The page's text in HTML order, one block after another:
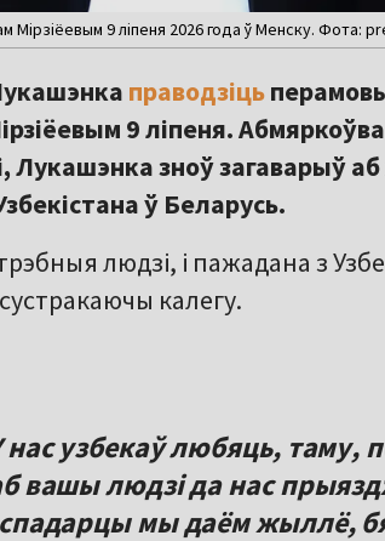
Мірзіёевым 9 ліпеня 2026 года ў Менску. Фота:
праводзіць
9 ліпеня.
Лукашэнка зноў загаварыў
ў Беларусь.
людзі, і пажадана з
калегу.
нас узбекаў любяць, таму,
вашы людзі да нас
мы даём жыллё,